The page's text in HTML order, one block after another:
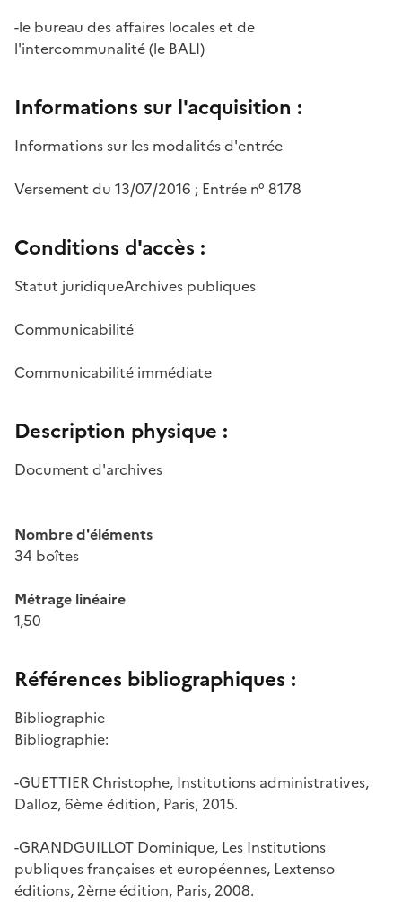
-le bureau des affaires locales et de
l'intercommunalité (le BALI)
Informations sur l'acquisition :
Informations sur les modalités d'entrée
Versement du 13/07/2016 ; Entrée n° 8178
Conditions d'accès :
Statut juridiqueArchives publiques
Communicabilité
Communicabilité immédiate
Description physique :
Document d'archives
Nombre d'éléments
34 boîtes
Métrage linéaire
1,50
Références bibliographiques :
Bibliographie
Bibliographie:
-GUETTIER Christophe, Institutions administratives,
Dalloz, 6ème édition, Paris, 2015.
-GRANDGUILLOT Dominique, Les Institutions
publiques françaises et européennes, Lextenso
éditions, 2ème édition, Paris, 2008.